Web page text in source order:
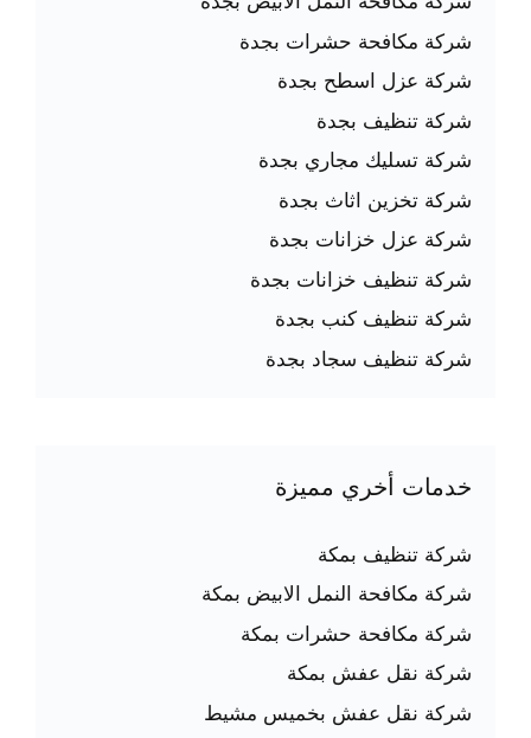
شركة مكافحة حشرات بجدة
شركة عزل اسطح بجدة
شركة تنظيف بجدة
شركة تسليك مجاري بجدة
شركة تخزين اثاث بجدة
شركة عزل خزانات بجدة
شركة تنظيف خزانات بجدة
شركة تنظيف كنب بجدة
شركة تنظيف سجاد بجدة
خدمات أخري مميزة
شركة تنظيف بمكة
شركة مكافحة النمل الابيض بمكة
شركة مكافحة حشرات بمكة
شركة نقل عفش بمكة
شركة نقل عفش بخميس مشيط